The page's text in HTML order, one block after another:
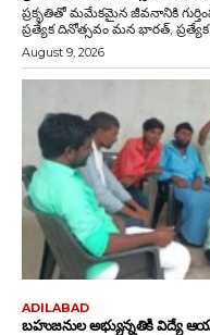
ప్రకృతితో మమేకమైన జీవనానికి గుర్తింపు సంప్రదాయాలు, సంస్కృతి, హక్కుల
August 9, 2026
ADILABAD
బహుజనుల అభ్యున్నతికి విద్యే